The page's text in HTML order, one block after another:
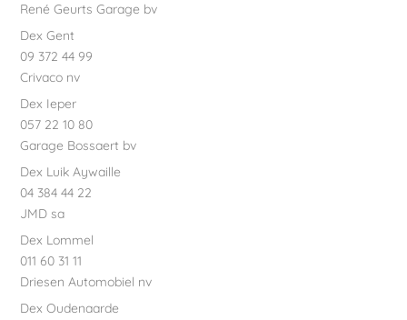
René Geurts Garage bv
Dex Gent
09 372 44 99
Crivaco nv
Dex Ieper
057 22 10 80
Garage Bossaert bv
Dex Luik Aywaille
04 384 44 22
JMD sa
Dex Lommel
011 60 31 11
Driesen Automobiel nv
Dex Oudenaarde